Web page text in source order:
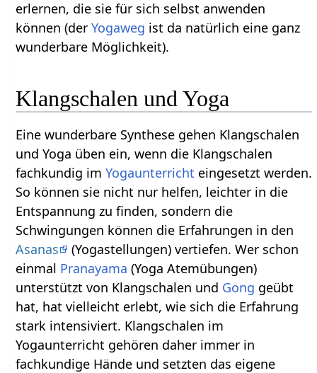
erlernen, die sie für sich selbst anwenden
können (derYogaweg ist da natürlich eine ganz
wunderbare Möglichkeit).
Klangschalen und Yoga
Eine wunderbare Synthese gehen Klangschalen
und Yoga üben ein, wenn die Klangschalen
fachkundig imYogaunterricht eingesetzt werden.
So können sie nicht nur helfen, leichter in die
Entspannung zu finden, sondern die
Schwingungen können die Erfahrungen in den
Asanas
(Yogastellungen) vertiefen. Wer schon
einmal Pranayama (Yoga Atemübungen)
unterstützt von Klangschalen und Gong geübt
hat, hat vielleicht erlebt, wie sich die Erfahrung
stark intensiviert. Klangschalen im
Yogaunterricht gehören daher immer in
fachkundige Hände und setzten das eigene